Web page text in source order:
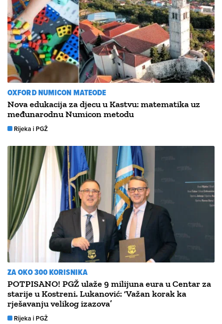
OXFORD NUMICON MATEODE
Nova edukacija za djecu u Kastvu: matematika uz
međunarodnu Numicon metodu
Rijeka i PGŽ
ZA OKO 300 KORISNIKA
POTPISANO! PGŽ ulaže 9 milijuna eura u Centar za
starije u Kostreni. Lukanović: ‘Važan korak ka
rješavanju velikog izazova’
Rijeka i PGŽ